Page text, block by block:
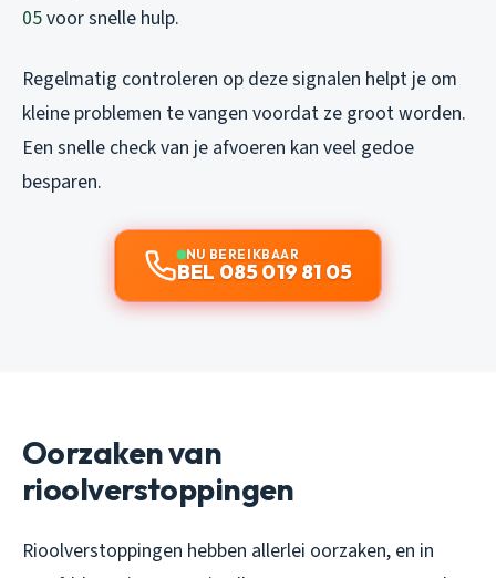
05voor snelle hulp.
Regelmatig controleren op deze signalen helpt je om
kleine problemen te vangen voordat ze groot worden.
Een snelle check van je afvoeren kan veel gedoe
besparen.
NU BEREIKBAAR
BEL 085 019 81 05
Oorzaken van
rioolverstoppingen
Rioolverstoppingen hebben allerlei oorzaken, en in